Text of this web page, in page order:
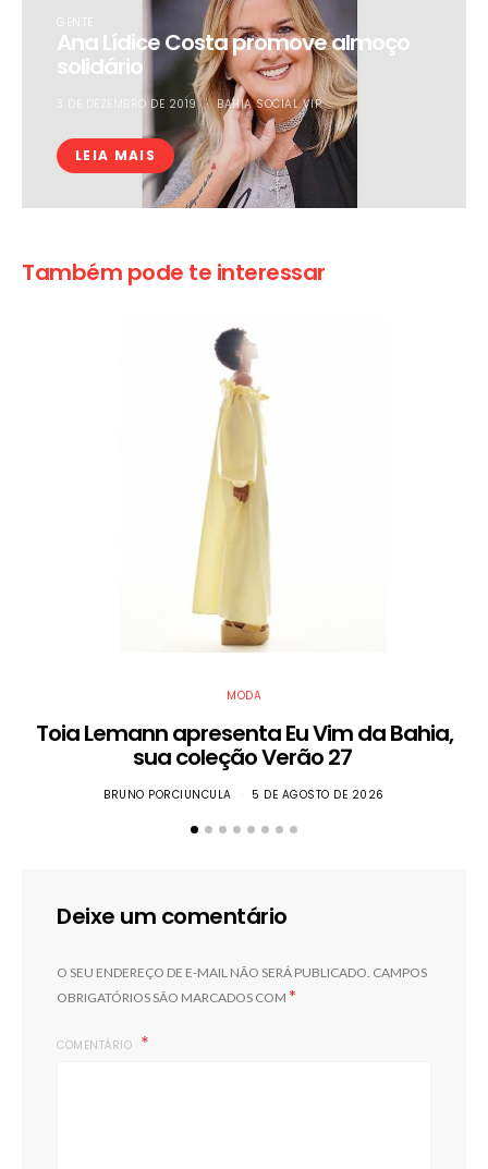
GENTE
Ana Lídice Costa promove almoço
solidário
3 DE DEZEMBRO DE 2019 BAHIA SOCIAL VIP
LEIA MAIS
Também pode te interessar
MODA
Toia Lemann apresenta Eu Vim da Bahia,
sua coleção Verão 27
BRUNO PORCIUNCULA 5 DE AGOSTO DE 2026
Deixe um comentário
O SEU ENDEREÇO DE E-MAIL NÃO SERÁ PUBLICADO. CAMPOS
OBRIGATÓRIOS SÃO MARCADOS COM *
COMENTÁRIO